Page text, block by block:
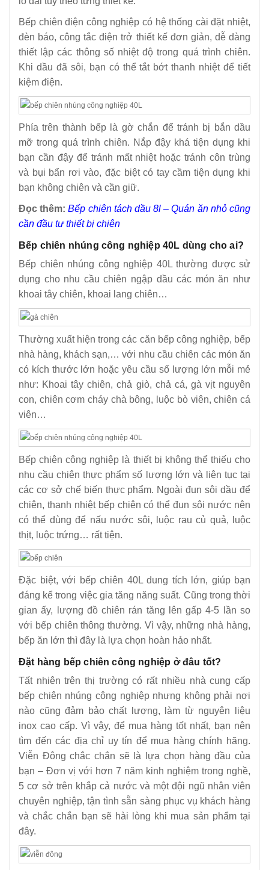
Bếp chiên điện công nghiệp có hệ thống cài đặt nhiệt,
đèn báo, công tắc điện trở thiết kế đơn giản, dễ dàng
thiết lập các thông số nhiệt độ trong quá trình chiên.
Khi dầu đã sôi, bạn có thể tắt bớt thanh nhiệt để tiết
kiệm điện.
Phía trên thành bếp là gờ chắn để tránh bị bắn dầu
mỡ trong quá trình chiên. Nắp đậy khá tiện dụng khi
bạn cần đậy để tránh mất nhiệt hoặc tránh côn trùng
và bụi bẩn rơi vào, đặc biệt có tay cầm tiện dụng khi
bạn không chiên và cần giữ.
Đọc thêm: Bếp chiên tách dầu 8l – Quán ăn nhỏ cũng
cần đầu tư thiết bị chiên
Bếp chiên nhúng công nghiệp 40L dùng cho ai?
Bếp chiên nhúng công nghiệp 40L thường được sử
dụng cho nhu cầu chiên ngập dầu các món ăn như
khoai tây chiên, khoai lang chiên…
Thường xuất hiện trong các căn bếp công nghiệp, bếp
nhà hàng, khách sạn,… với nhu cầu chiên các món ăn
có kích thước lớn hoặc yêu cầu số lượng lớn mỗi mẻ
như: Khoai tây chiên, chả giò, chả cá, gà vịt nguyên
con, chiên cơm cháy chà bông, luộc bò viên, chiên cá
viên…
Bếp chiên công nghiệp là thiết bị không thể thiếu cho
nhu cầu chiên thực phẩm số lượng lớn và liên tục tại
các cơ sở chế biến thực phẩm. Ngoài đun sôi dầu để
chiên, thanh nhiệt bếp chiên có thể đun sôi nước nên
có thể dùng để nấu nước sôi, luộc rau củ quả, luộc
thịt, luộc trứng… rất tiện.
Đặc biệt, với bếp chiên 40L dung tích lớn, giúp bạn
đáng kể trong việc gia tăng năng suất. Cũng trong thời
gian ấy, lượng đồ chiên rán tăng lên gấp 4-5 lần so
với bếp chiên thông thường. Vì vậy, những nhà hàng,
bếp ăn lớn thì đây là lựa chọn hoàn hảo nhất.
Đặt hàng bếp chiên công nghiệp ở đâu tốt?
Tất nhiên trên thị trường có rất nhiều nhà cung cấp
bếp chiên nhúng công nghiệp nhưng không phải nơi
nào cũng đảm bảo chất lượng, làm từ nguyên liệu
inox cao cấp. Vì vậy, để mua hàng tốt nhất, bạn nên
tìm đến các địa chỉ uy tín để mua hàng chính hãng.
Viễn Đông chắc chắn sẽ là lựa chọn hàng đầu của
bạn – Đơn vị với hơn 7 năm kinh nghiệm trong nghề,
5 cơ sở trên khắp cả nước và một đội ngũ nhân viên
chuyên nghiệp, tận tình sẵn sàng phục vụ khách hàng
và chắc chắn bạn sẽ hài lòng khi mua sản phẩm tại
đây.